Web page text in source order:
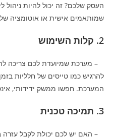
העסק שלכם? זה יכול להיות
שמותאמים אישית או אוטומציה
2. קלות השימוש
– מערכת שמיועדת לכם צריכה
להרגיש כמו טייסים של חלליות
המערכת. חפשו ממשק ידידותי,
3. תמיכה טכנית
– האם יש לכם יכולת לקבל